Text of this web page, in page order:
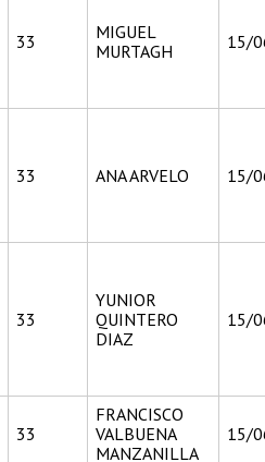
33
MIGUEL
MURTAGH
15/
33 ANA ARVELO 15/
33
YUNIOR
QUINTERO
DIAZ
15/
33
FRANCISCO
VALBUENA
MANZANILLA
15/